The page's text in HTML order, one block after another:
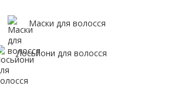
Маски для волосся
Лосьйони для волосся